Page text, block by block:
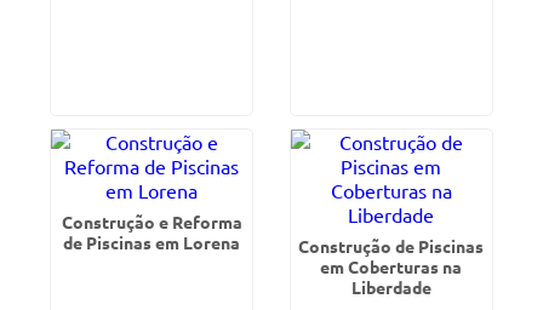
Construção e Reforma
de Piscinas em Lorena
Construção de Piscinas
em Coberturas na
Liberdade